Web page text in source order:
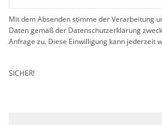
Mit dem Absenden stimme der Verarbeitung
Daten gemäß der Datenschutzerklärung
Anfrage zu. Diese Einwilligung kann jederzeit
SICHER!